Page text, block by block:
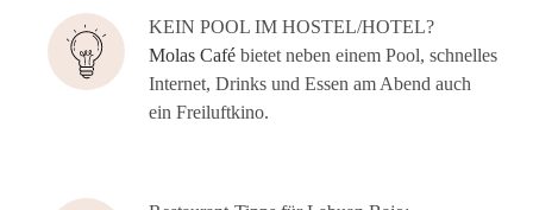
KEIN POOL IM HOSTEL/HOTEL?
Molas Café bie­tet neben einem Pool, schnel­les
Inter­net, Drinks und Essen am Abend auch
ein Freiluftkino.